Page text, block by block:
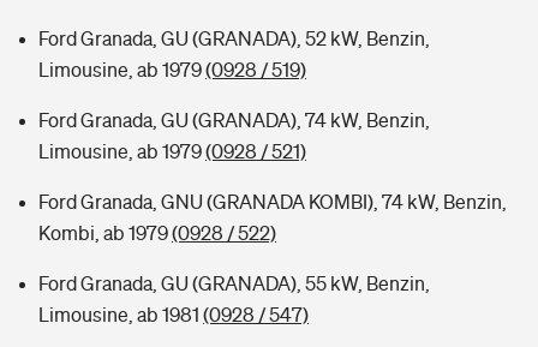
Ford Granada, GU (GRANADA), 52 kW, Benzin,
Limousine, ab 1979(0928 / 519)
Ford Granada, GU (GRANADA), 74 kW, Benzin,
Limousine, ab 1979(0928 / 521)
Ford Granada, GNU (GRANADA KOMBI), 74 kW, Benzin,
Kombi, ab 1979(0928 / 522)
Ford Granada, GU (GRANADA), 55 kW, Benzin,
Limousine, ab 1981 (0928 / 547)